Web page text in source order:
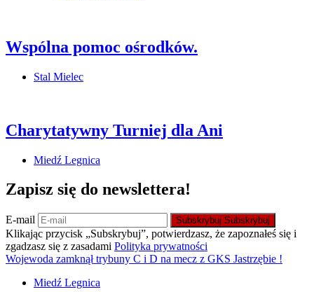
Wspólna pomoc ośrodków.
Stal Mielec
Charytatywny Turniej dla Ani
Miedź Legnica
Zapisz się do newslettera!
E-mail Subskrybuj Subskrybuj
Klikając przycisk „Subskrybuj”, potwierdzasz, że zapoznałeś się i
zgadzasz się z zasadami Polityka prywatności
Wojewoda zamknął trybuny C i D na mecz z GKS Jastrzębie !
Miedź Legnica